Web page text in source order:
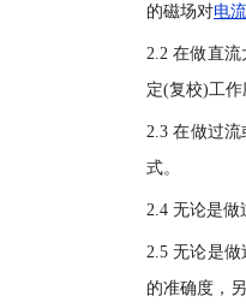
的磁场对电
2.2 在做直
定(复校)工
2.3 在做过
式。
2.4 无论是做
2.5 无论是
的准确度，